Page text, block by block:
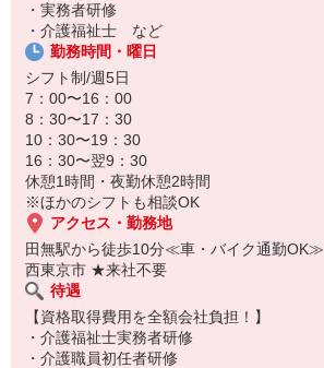
・実務者研修
・介護福祉士 など
勤務時間・曜日
シフト制/週5日
7：00〜16：00
8：30〜17：30
10：30〜19：30
16：30〜翌9：30
休憩1時間・夜勤休憩2時間
※ほかのシフトも相談OK
アクセス・勤務地
田無駅から徒歩10分≪車・バイク通勤OK≫
西東京市 ★来社不要
待遇
【資格取得費用を全額会社負担！】
・介護福祉士実務者研修
・介護職員初任者研修